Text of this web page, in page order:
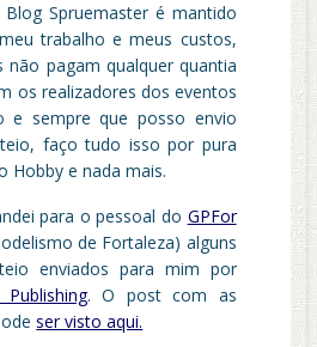
Spruemaster é mantido
trabalho e meus custos,
não pagam qualquer quantia
os realizadores dos eventos
e sempre que posso envio
faço tudo isso por pura
Hobby e nada mais.
para o pessoal do GPFor
de Fortaleza) alguns
enviados para mim por
Publishing. O post com as
ser visto aqui.